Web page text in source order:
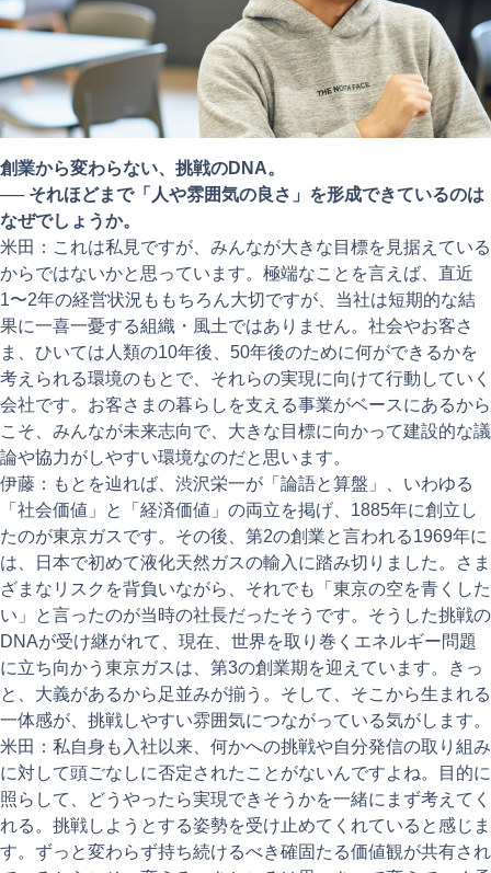
創業から変わらない、挑戦のDNA。
── それほどまで「人や雰囲気の良さ」を形成できているのは
なぜでしょうか。
米田：これは私見ですが、みんなが大きな目標を見据えている
からではないかと思っています。極端なことを言えば、直近
1〜2年の経営状況ももちろん大切ですが、当社は短期的な結
果に一喜一憂する組織・風土ではありません。社会やお客さ
ま、ひいては人類の10年後、50年後のために何ができるかを
考えられる環境のもとで、それらの実現に向けて行動していく
会社です。お客さまの暮らしを支える事業がベースにあるから
こそ、みんなが未来志向で、大きな目標に向かって建設的な議
論や協力がしやすい環境なのだと思います。
伊藤：もとを辿れば、渋沢栄一が「論語と算盤」、いわゆる
「社会価値」と「経済価値」の両立を掲げ、1885年に創立し
たのが東京ガスです。その後、第2の創業と言われる1969年に
は、日本で初めて液化天然ガスの輸入に踏み切りました。さま
ざまなリスクを背負いながら、それでも「東京の空を青くした
い」と言ったのが当時の社長だったそうです。そうした挑戦の
DNAが受け継がれて、現在、世界を取り巻くエネルギー問題
に立ち向かう東京ガスは、第3の創業期を迎えています。きっ
と、大義があるから足並みが揃う。そして、そこから生まれる
一体感が、挑戦しやすい雰囲気につながっている気がします。
米田：私自身も入社以来、何かへの挑戦や自分発信の取り組み
に対して頭ごなしに否定されたことがないんですよね。目的に
照らして、どうやったら実現できそうかを一緒にまず考えてく
れる。挑戦しようとする姿勢を受け止めてくれていると感じま
す。ずっと変わらず持ち続けるべき確固たる価値観が共有され